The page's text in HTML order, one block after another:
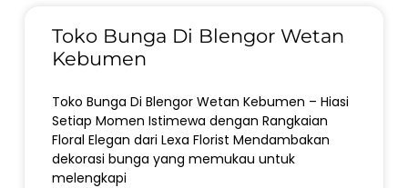
Toko Bunga Di Blengor Wetan
Kebumen
Toko Bunga Di Blengor Wetan Kebumen – Hiasi
Setiap Momen Istimewa dengan Rangkaian
Floral Elegan dari Lexa Florist Mendambakan
dekorasi bunga yang memukau untuk
melengkapi